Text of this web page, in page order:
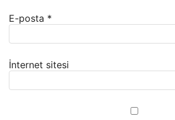
E-posta *
İnternet sitesi